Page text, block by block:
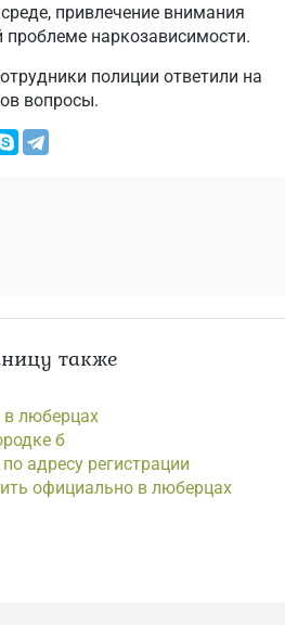
привлечение внимания
проблеме наркозависимости.
полиции ответили на
вопросы.
также
в люберцах
б
адресу регистрации
официально в люберцах